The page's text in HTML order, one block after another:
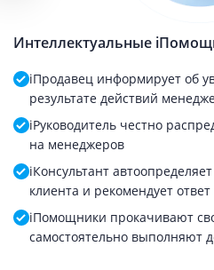
Интеллектуальные
iПродавец информирует об
результате действий
iРуководитель честно
на менеджеров
iКонсультант
клиента и рекомендует
iПомощники прокачивают
самостоятельно выполняют